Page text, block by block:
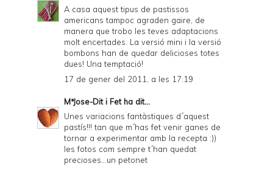
A casa aquest tipus de pastissos
americans tampoc agraden gaire, de
manera que trobo les teves adaptacions
molt encertades. La versió mini i la versió
bombons han de quedar delicioses totes
dues! Una temptació!
17 de gener del 2011, a les 17:19
MªJose-Dit i Fetha dit...
Unes variacions fantàstiques d´aquest
pastís!!! tan que m´has fet venir ganes de
tornar a experimentar amb la recepta :))
les fotos com sempre t´han quedat
precioses...un petonet